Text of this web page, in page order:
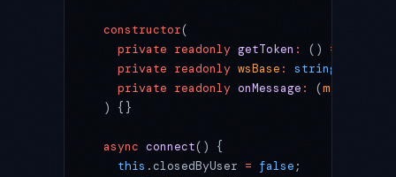
  constructor
(
    private
readonly getToken : () =>
    private
readonly wsBase : string
    private
readonly onMessage : (m
  ) {}
  async
connect() {
    this
.closedByUser = false ;